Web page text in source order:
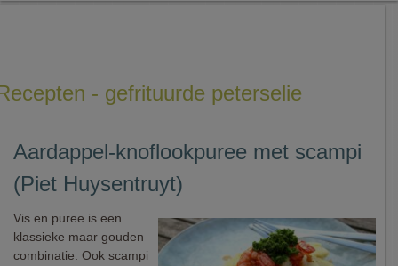
- gefrituurde peterselie
Aardappel-knoflookpuree met scampi
(Piet Huysentruyt)
Vis en puree is een
klassieke maar gouden
combinatie. Ook scampi